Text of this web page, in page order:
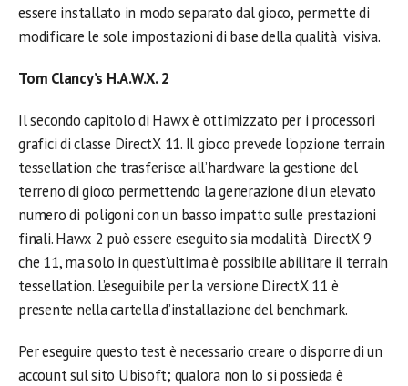
essere installato in modo separato dal gioco, permette di
modificare le sole impostazioni di base della qualità visiva.
Tom Clancy’s H.A.W.X. 2
Il secondo capitolo di Hawx è ottimizzato per i processori
grafici di classe DirectX 11. Il gioco prevede l’opzione terrain
tessellation che trasferisce all’hardware la gestione del
terreno di gioco permettendo la generazione di un elevato
numero di poligoni con un basso impatto sulle prestazioni
finali. Hawx 2 può essere eseguito sia modalità DirectX 9
che 11, ma solo in quest’ultima è possibile abilitare il terrain
tessellation. L’eseguibile per la versione DirectX 11 è
presente nella cartella d’installazione del benchmark.
Per eseguire questo test è necessario creare o disporre di un
account sul sito Ubisoft; qualora non lo si possieda è